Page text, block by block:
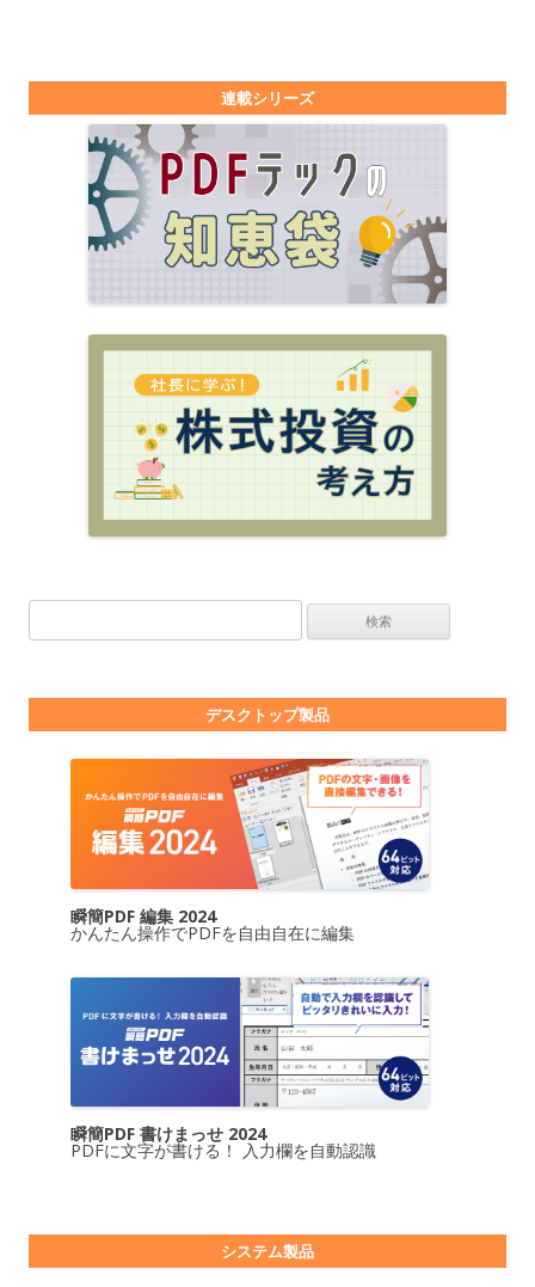
連載シリーズ
デスクトップ製品
瞬簡PDF 編集 2024
かんたん操作でPDFを自由自在に編集
瞬簡PDF 書けまっせ 2024
PDFに文字が書ける！ 入力欄を自動認識
システム製品